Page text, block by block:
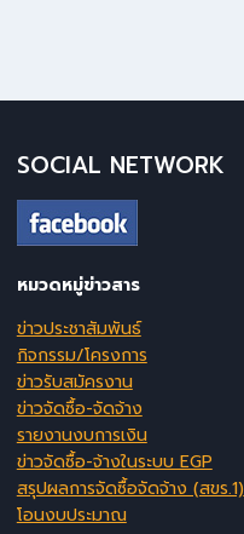
SOCIAL NETWORK
หมวดหมู่ข่าวสาร
ข่าวประชาสัมพันธ์
กิจกรรม/โครงการ
ข่าวรับสมัครงาน
ข่าวจัดซื้อ-จัดจ้าง
รายงานงบการเงิน
ข่าวจัดซื้อ-จ้างในระบบ EGP
สรุปผลการจัดซื้อจัดจ้าง (สขร.1)
โอนงบประมาณ